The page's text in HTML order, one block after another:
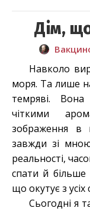
Дім,
Навколо
моря. Та лише
темряві.
чіткими
зображення в
завжди зі
реальності,
спати й
що окутує з усіх
Сьогодні я